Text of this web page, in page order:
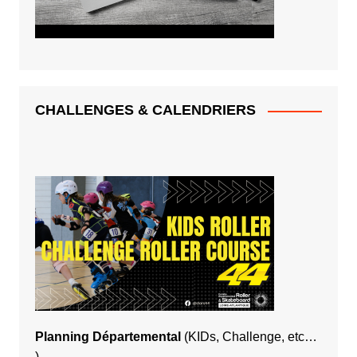
CHALLENGES & CALENDRIERS
Planning Départemental (KIDs, Challenge, etc…